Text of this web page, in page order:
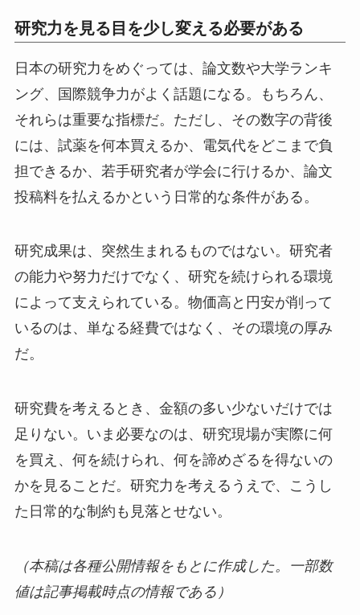
研究力を見る目を少し変える必要がある
日本の研究力をめぐっては、論文数や大学ランキ
ング、国際競争力がよく話題になる。もちろん、
それらは重要な指標だ。ただし、その数字の背後
には、試薬を何本買えるか、電気代をどこまで負
担できるか、若手研究者が学会に行けるか、論文
投稿料を払えるかという日常的な条件がある。
研究成果は、突然生まれるものではない。研究者
の能力や努力だけでなく、研究を続けられる環境
によって支えられている。物価高と円安が削って
いるのは、単なる経費ではなく、その環境の厚み
だ。
研究費を考えるとき、金額の多い少ないだけでは
足りない。いま必要なのは、研究現場が実際に何
を買え、何を続けられ、何を諦めざるを得ないの
かを見ることだ。研究力を考えるうえで、こうし
た日常的な制約も見落とせない。
（本稿は各種公開情報をもとに作成した。一部数
値は記事掲載時点の情報である）